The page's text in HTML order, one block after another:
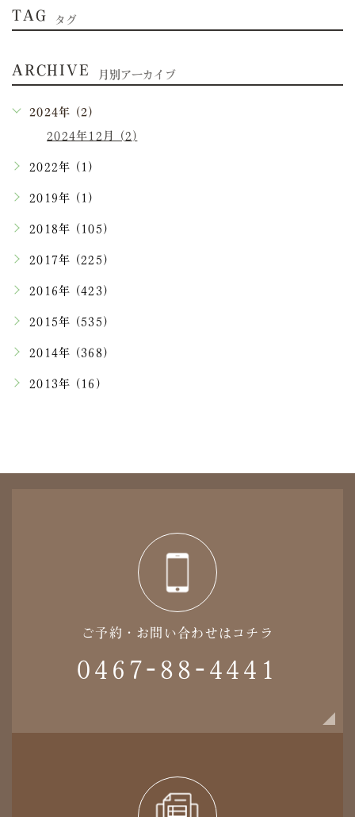
TAG タグ
ARCHIVE 月別アーカイブ
2024年 (2)
2024年12月 (2)
2022年 (1)
2019年 (1)
2018年 (105)
2017年 (225)
2016年 (423)
2015年 (535)
2014年 (368)
2013年 (16)
ご予約・お問い合わせはコチラ
0467-88-4441